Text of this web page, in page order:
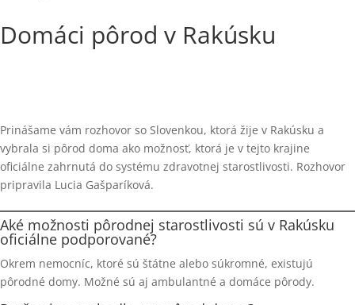
Domáci pôrod v Rakúsku
Prinášame vám rozhovor so Slovenkou, ktorá žije v Rakúsku a
vybrala si pôrod doma ako možnosť, ktorá je v tejto krajine
oficiálne zahrnutá do systému zdravotnej starostlivosti. Rozhovor
pripravila Lucia Gašparíková.
Aké možnosti pôrodnej starostlivosti sú v Rakúsku
oficiálne podporované?
Okrem nemocníc, ktoré sú štátne alebo súkromné, existujú
pôrodné domy. Možné sú aj ambulantné a domáce pôrody.